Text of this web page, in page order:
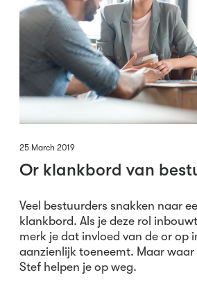
25 March 2019
Or klankbord van
Veel bestuurders snakken naar
klankbord. Als je deze rol
merk je dat invloed van de or op
aanzienlijk toeneemt. Maar waar
Stef helpen je op weg.